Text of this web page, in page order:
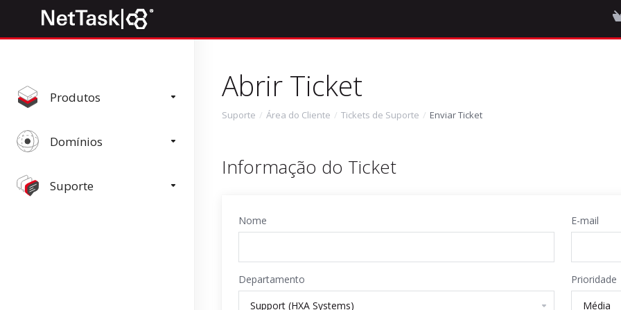
Produtos
Domínios
Suporte
Abrir Ticket
Suporte Área do Cliente Tickets de Suporte Enviar Ticket
Informação do Ticket
Nome E-mail
Departamento Prioridade